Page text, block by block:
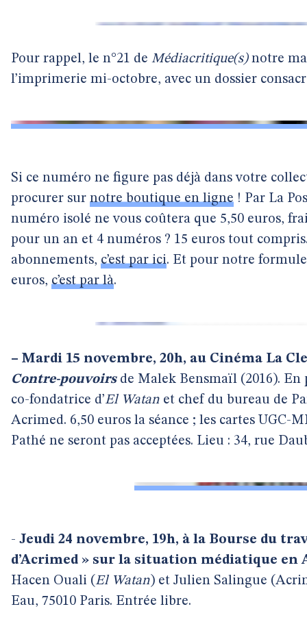
Pour rappel, le n°21 de Médiacritique(s)notre
l’imprimerie mi-octobre, avec un dossier
Si ce numéro ne figure pas déjà dans votre
procurer sur notre boutique en ligne ! Par La
numéro isolé ne vous coûtera que 5,50 euros,
pour un an et 4 numéros ? 15 euros tout
abonnements, c’est par ici. Et pour notre
euros, c’est par là.
– Mardi 15 novembre, 20h, au Cinéma La
Contre-pouvoirsde Malek Bensmaïl (2016). En
co-fondatrice d’El Watan et chef du bureau de
Acrimed. 6,50 euros la séance ; les cartes UGC-
Pathé ne seront pas acceptées. Lieu : 34, rue
- Jeudi 24 novembre, 19h, à la Bourse du
d’Acrimed » sur la situation médiatique en
Hacen Ouali (El Watan) et Julien Salingue
Eau, 75010 Paris. Entrée libre.